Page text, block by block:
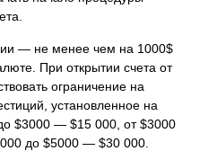
— не менее чем на 1000$
При открытии счета от
ограничение на
установленное на
$3000 — $15 000, от $3000
до $5000 — $30 000.